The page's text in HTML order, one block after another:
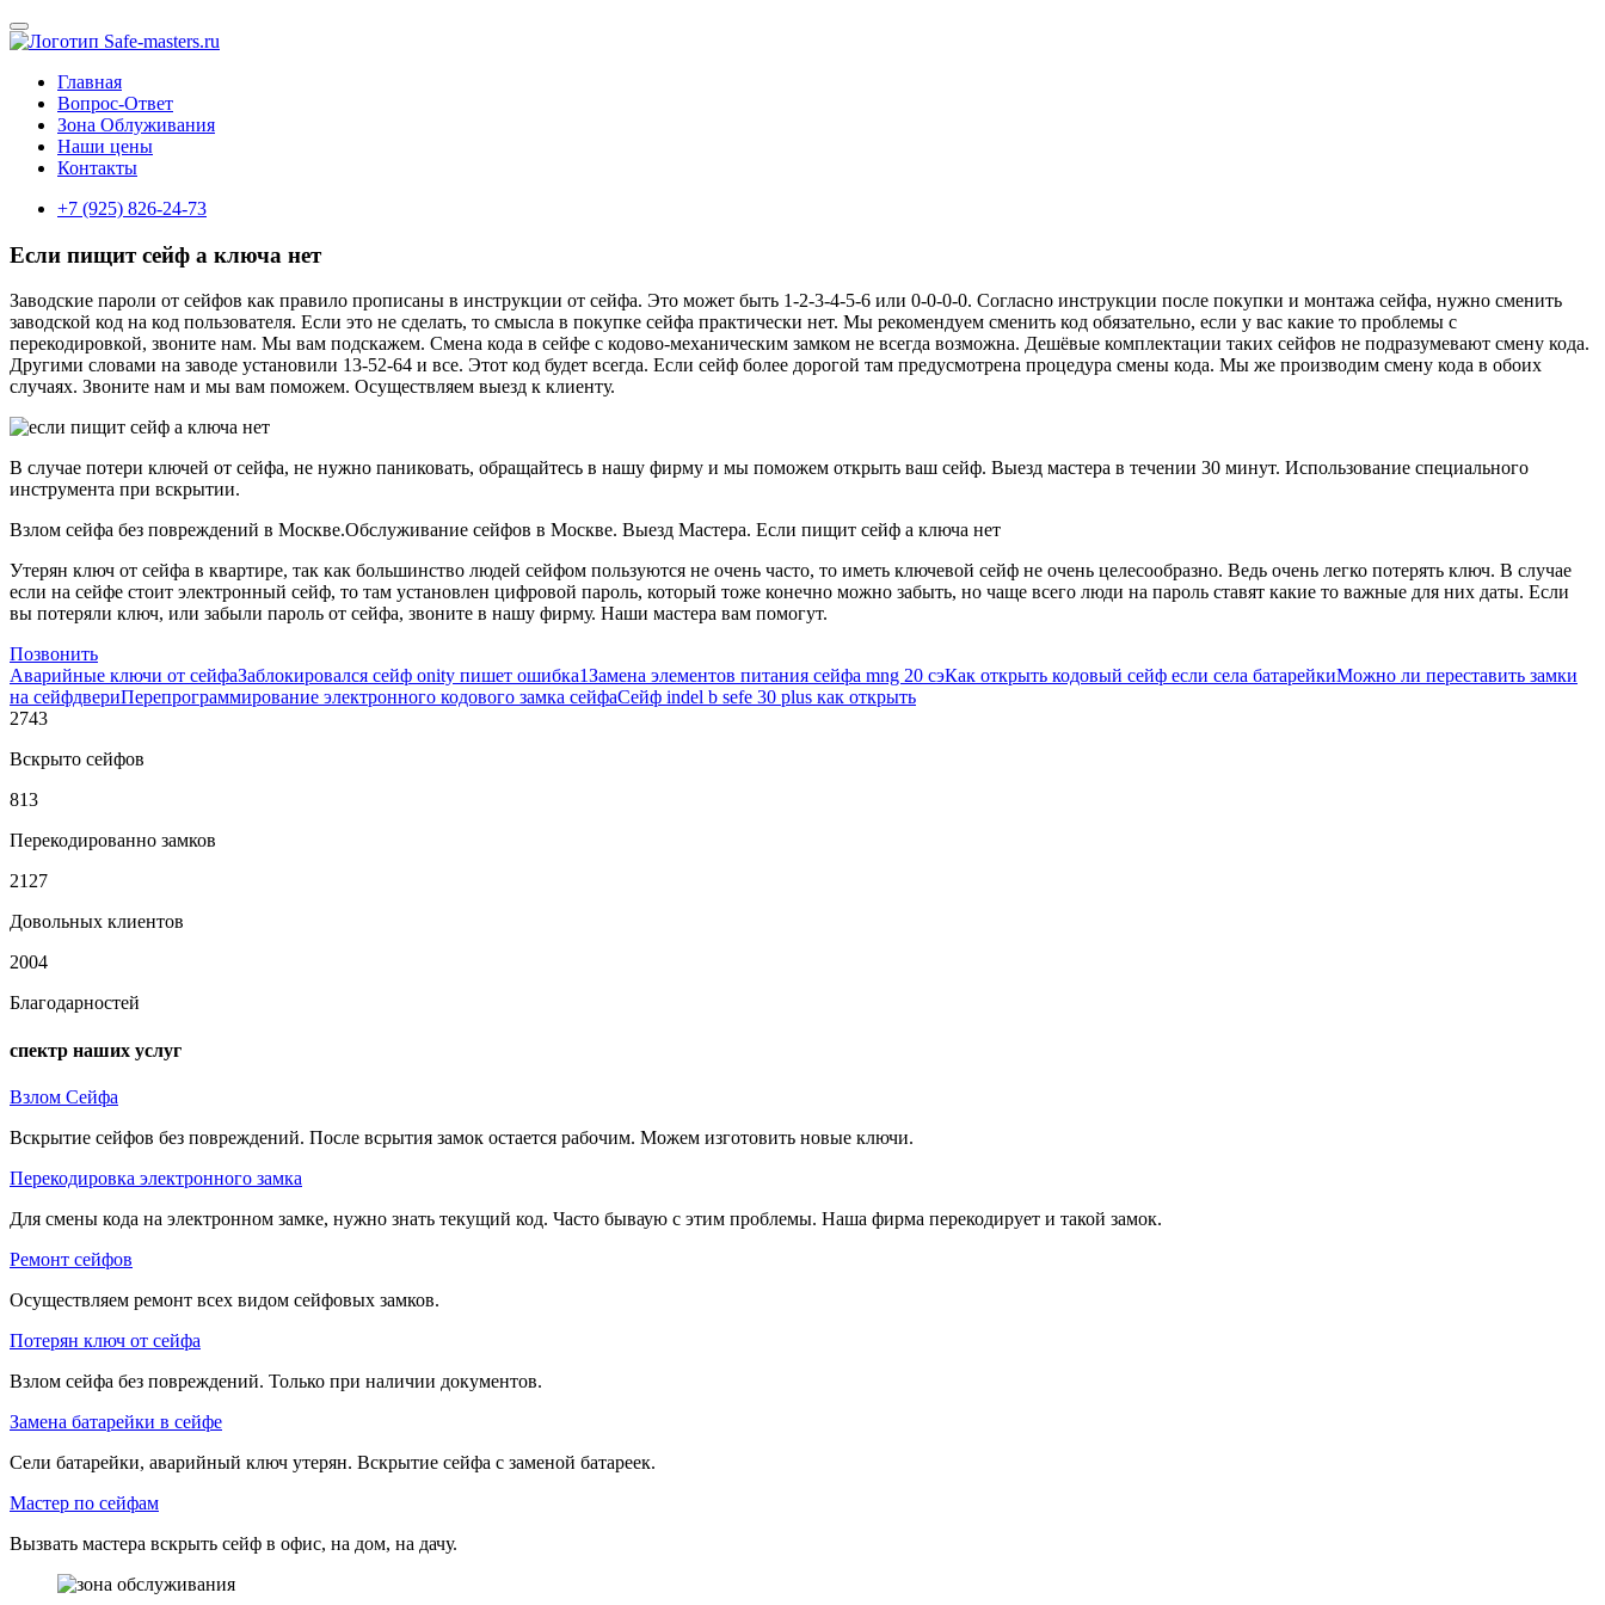
Главная
Вопрос-Ответ
Зона Облуживания
Наши цены
Контакты
+7 (925) 826-24-73
Если пищит сейф а ключа нет
Заводские пароли от сейфов как правило прописаны в инструкции от сейфа. Это может быть 1-2-3-4-5-6 или 0-0-0-0. Согласно инструкции после покупки и монтажа сейфа, нужно сменить
заводской код на код пользователя. Если это не сделать, то смысла в покупке сейфа практически нет. Мы рекомендуем сменить код обязательно, если у вас какие то проблемы с
перекодировкой, звоните нам. Мы вам подскажем. Смена кода в сейфе с кодово-механическим замком не всегда возможна. Дешёвые комплектации таких сейфов не подразумевают смену кода.
Другими словами на заводе установили 13-52-64 и все. Этот код будет всегда. Если сейф более дорогой там предусмотрена процедура смены кода. Мы же производим смену кода в обоих
случаях. Звоните нам и мы вам поможем. Осуществляем выезд к клиенту.
В случае потери ключей от сейфа, не нужно паниковать, обращайтесь в нашу фирму и мы поможем открыть ваш сейф. Выезд мастера в течении 30 минут. Использование специального
инструмента при вскрытии.
Взлом сейфа без повреждений в Москве.Обслуживание сейфов в Москве. Выезд Мастера. Если пищит сейф а ключа нет
Утерян ключ от сейфа в квартире, так как большинство людей сейфом пользуются не очень часто, то иметь ключевой сейф не очень целесообразно. Ведь очень легко потерять ключ. В случае
если на сейфе стоит электронный сейф, то там установлен цифровой пароль, который тоже конечно можно забыть, но чаще всего люди на пароль ставят какие то важные для них даты. Если
вы потеряли ключ, или забыли пароль от сейфа, звоните в нашу фирму. Наши мастера вам помогут.
Позвонить
Аварийные ключи от сейфаЗаблокировался сейф onity пишет ошибка1Замена элементов питания сейфа mng 20 сэКак открыть кодовый сейф если села батарейкиМожно ли переставить замки
на сейфдвериПерепрограммирование электронного кодового замка сейфаСейф indel b sefe 30 plus как открыть
2743
Вскрыто сейфов
813
Перекодированно замков
2127
Довольных клиентов
2004
Благодарностей
спектр наших услуг
Взлом Сейфа
Вскрытие сейфов без повреждений. После всрытия замок остается рабочим. Можем изготовить новые ключи.
Перекодировка электронного замка
Для смены кода на электронном замке, нужно знать текущий код. Часто бываую с этим проблемы. Наша фирма перекодирует и такой замок.
Ремонт сейфов
Осуществляем ремонт всех видом сейфовых замков.
Потерян ключ от сейфа
Взлом сейфа без повреждений. Только при наличии документов.
Замена батарейки в сейфе
Сели батарейки, аварийный ключ утерян. Вскрытие сейфа с заменой батареек.
Мастер по сейфам
Вызвать мастера вскрыть сейф в офис, на дом, на дачу.